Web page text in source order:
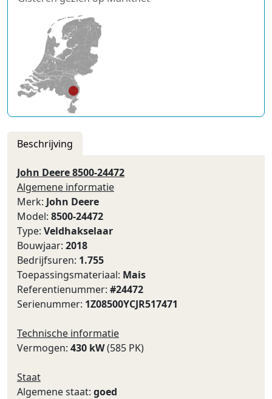
Beschrijving
John Deere 8500-24472
Algemene informatie
Merk: John Deere
Model: 8500-24472
Type: Veldhakselaar
Bouwjaar: 2018
Bedrijfsuren: 1.755
Toepassingsmateriaal: Mais
Referentienummer: #24472
Serienummer: 1Z08500YCJR517471
Technische informatie
Vermogen: 430 kW(585 PK)
Staat
Algemene staat: goed